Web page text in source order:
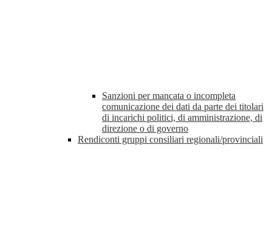
Sanzioni per mancata o incompleta
comunicazione dei dati da parte dei titolari
di incarichi politici, di amministrazione, di
direzione o di governo
Rendiconti gruppi consiliari regionali/provinciali